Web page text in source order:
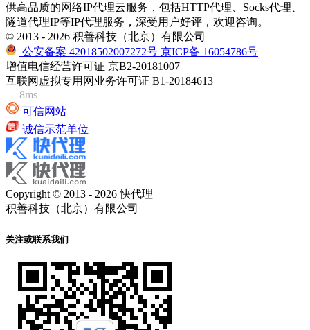
供高品质的网络IP代理云服务，包括HTTP代理、Socks代理、
隧道代理IP等IP代理服务，深受用户好评，欢迎咨询。
© 2013 - 2026 积善科技（北京）有限公司
公安备案 42018502007272号 京ICP备 16054786号
增值电信经营许可证 京B2-20181007
互联网虚拟专用网业务许可证 B1-20184613
8ms
可信网站
诚信示范单位
Copyright © 2013 - 2026 快代理
积善科技（北京）有限公司
关注或联系我们